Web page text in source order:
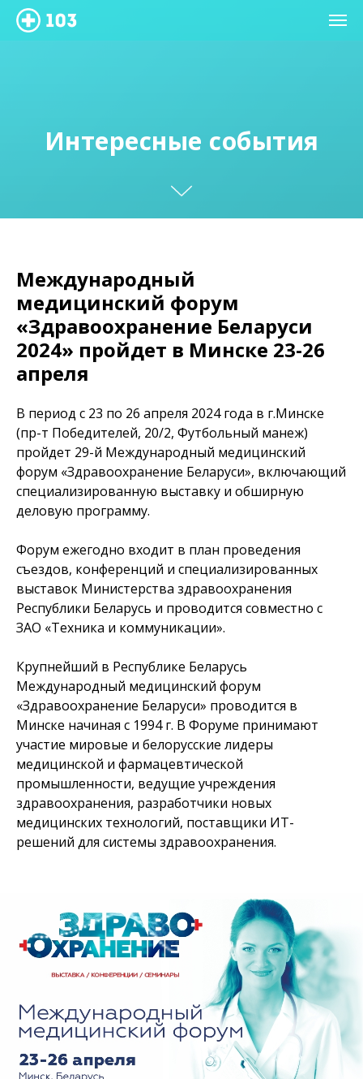
Интересные события
Международный
медицинский форум
«Здравоохранение Беларуси
2024» пройдет в Минске 23-26
апреля
В период с 23 по 26 апреля 2024 года в г.Минске
(пр-т Победителей, 20/2, Футбольный манеж)
пройдет 29-й Международный медицинский
форум «Здравоохранение Беларуси», включающий
специализированную выставку и обширную
деловую программу.
Форум ежегодно входит в план проведения
съездов, конференций и специализированных
выставок Министерства здравоохранения
Республики Беларусь и проводится совместно с
ЗАО «Техника и коммуникации».
Крупнейший в Республике Беларусь
Международный медицинский форум
«Здравоохранение Беларуси» проводится в
Минске начиная с 1994 г. В Форуме принимают
участие мировые и белорусские лидеры
медицинской и фармацевтической
промышленности, ведущие учреждения
здравоохранения, разработчики новых
медицинских технологий, поставщики ИТ-
решений для системы здравоохранения.